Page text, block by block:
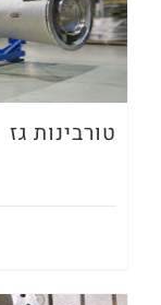
טורבינות גז